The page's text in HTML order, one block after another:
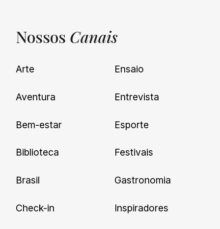
UNQUIET
Newsletter
nossas novidades.
Nossos Canais
Arte
Aventura
Bem-estar
Biblioteca
Brasil
Check-in
Ensaio
Entrevista
Esporte
Festivais
Gastronomia
Inspiradores